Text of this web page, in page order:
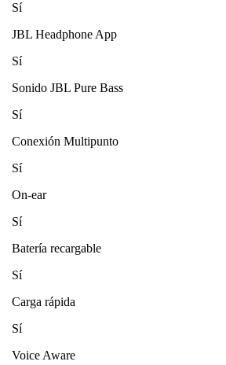
Sí
JBL Headphone App
Sí
Sonido JBL Pure Bass
Sí
Conexión Multipunto
Sí
On-ear
Sí
Batería recargable
Sí
Carga rápida
Sí
Voice Aware